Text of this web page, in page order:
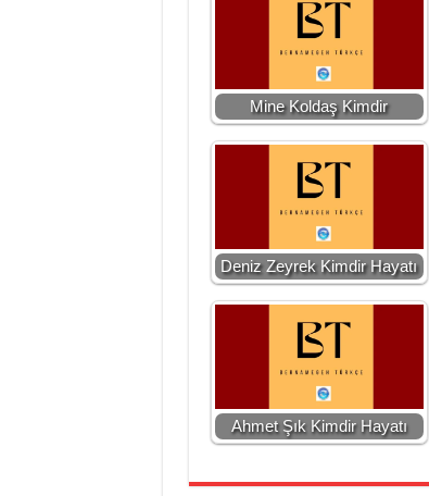
Mine Koldaş Kimdir
Deniz Zeyrek Kimdir Hayatı
Ahmet Şık Kimdir Hayatı